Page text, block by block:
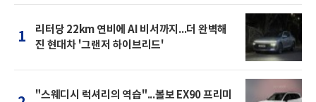
1
리터당 22km 연비에 AI 비서까지...더 완벽해
진 현대차 '그랜저 하이브리드'
"스웨디시 럭셔리의 역습"...볼보 EX90 프리미